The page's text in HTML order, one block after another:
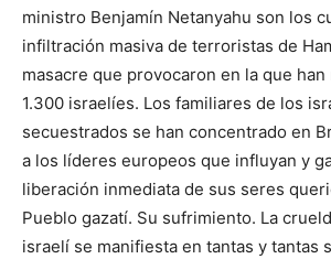
ministro Benjamín Netanyahu son los
infiltración masiva de terroristas de
masacre que provocaron en la que
1.300 israelíes. Los familiares de los
secuestrados se han concentrado en
a los líderes europeos que influyan y
liberación inmediata de sus seres
Pueblo gazatí. Su sufrimiento. La
israelí se manifiesta en tantas y tantas